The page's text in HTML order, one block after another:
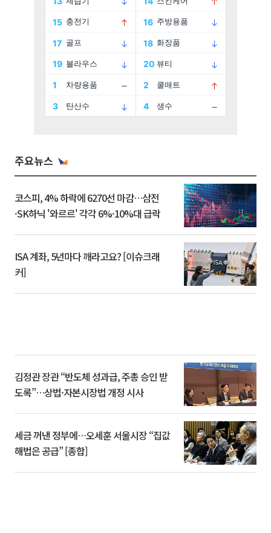
주요뉴스
코스피, 4% 하락에 6270선 마감…삼전
·SK하닉 '와르르' 각각 6%·10%대 급락
ISA 계좌, 5년마다 깨라고요? [이슈크래
커]
김정관 장관 “반도체 성과급, 주총 승인 받
도록”…상법·자본시장법 개정 시사
세금 꺼낸 정부에…오세훈 서울시장 “집값
해법은 공급” [종합]